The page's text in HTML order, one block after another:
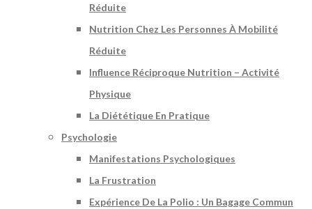
Réduite
Nutrition Chez Les Personnes À Mobilité
Réduite
Influence Réciproque Nutrition – Activité
Physique
La Diététique En Pratique
Psychologie
Manifestations Psychologiques
La Frustration
Expérience De La Polio : Un Bagage Commun